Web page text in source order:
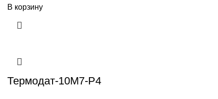
В корзину
Термодат-10М7-Р4